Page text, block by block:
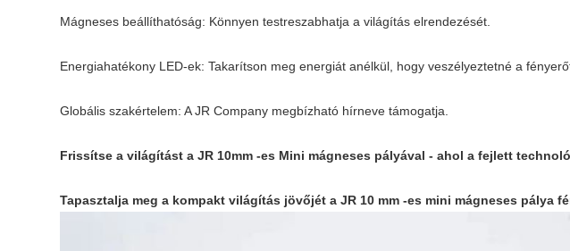
Mágneses beállíthatóság: Könnyen testreszabhatja a világítás elrendezését.
Energiahatékony LED-ek: Takarítson meg energiát anélkül, hogy veszélyeztetné a
Globális szakértelem: A JR Company megbízható hírneve támogatja.
Frissítse a világítást a JR 10mm -es Mini mágneses pályával - ahol a fejlett
Tapasztalja meg a kompakt világítás jövőjét a JR 10 mm -es mini mágneses pálya